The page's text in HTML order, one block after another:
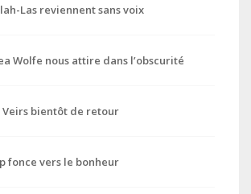
Las reviennent sans voix
Wolfe nous attire dans l’obscurité
Veirs bientôt de retour
fonce vers le bonheur